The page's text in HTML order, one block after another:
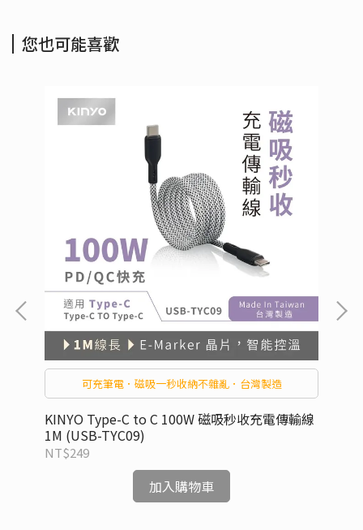
您也可能喜歡
可充筆電．磁吸一秒收納不雜亂．台灣製造
KINYO Type-C to C 100W 磁吸秒收充電傳輸線
1M (USB-TYC09)
NT$249
加入購物車